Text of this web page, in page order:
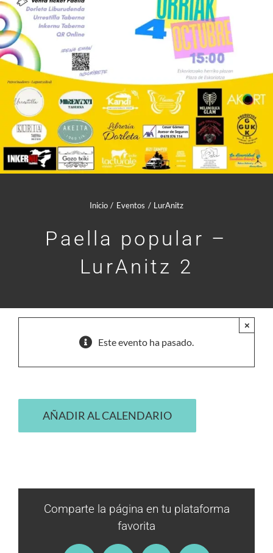
Comunidad Whatsapp
Contacto
Mi cuenta
Cesta
Inicio Eventos LurAnitz
Paella popular –
LurAnitz 2
Este evento ha pasado.
×
AÑADIR AL CALENDARIO
Comparte la página en tu plataforma
favorita